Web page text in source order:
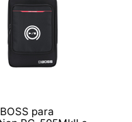
para